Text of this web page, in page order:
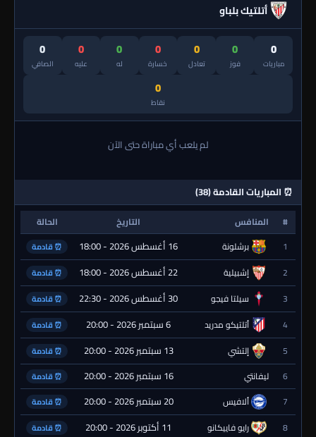
أتلتيك بلباو
0
مباريات
0
فوز
0
تعادل
0
خسارة
0
له
0
عليه
0
الصافي
0
نقاط
لم يلعب أي مباراة حتى الآن
⏰ المباريات القادمة (38)
# المنافس التاريخ
الحالة
1
برشلونة 16 أغسطس 2026 - 18:00 ⏰ قادمة
2 إشبيلية 22 أغسطس 2026 - 18:00 ⏰ قادمة
3 سيلتا فيجو 30 أغسطس 2026 - 22:30 ⏰ قادمة
4 أتلتيكو مدريد 6 سبتمبر 2026 - 20:00 ⏰ قادمة
5 إلتشي 13 سبتمبر 2026 - 20:00 ⏰ قادمة
6 ليفانتي 16 سبتمبر 2026 - 20:00 ⏰ قادمة
7 ألافيس 20 سبتمبر 2026 - 20:00 ⏰ قادمة
8 رايو فاييكانو 11 أكتوبر 2026 - 20:00 ⏰ قادمة